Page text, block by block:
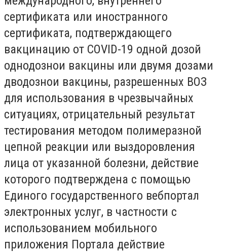
сертификата или иностранного
сертификата, подтверждающего
вакцинацию от COVID-19 одной дозой
однодознои вакцины или двумя дозами
дводознои вакцины, разрешенных ВОЗ
для использования в чрезвычайных
ситуациях, отрицательный результат
тестирования методом полимеразной
цепной реакции или выздоровления
лица от указанной болезни, действие
которого подтверждена с помощью
Единого государственного вебпортал
электронных услуг, в частности с
использованием мобильного
приложения Портала действие